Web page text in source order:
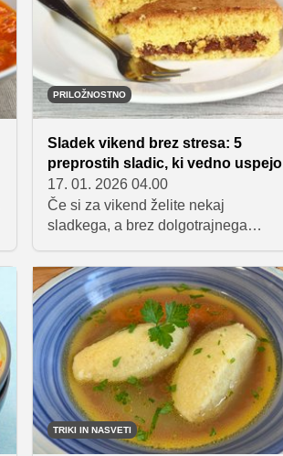
PRILOŽNOSTNO
Sladek vikend brez stresa: 5
preprostih sladic, ki vedno uspejo
17. 01. 2026 04.00
Če si za vikend želite nekaj
sladkega, a brez dolgotrajnega
kuhinji, je ta izbor kot nalašč za vas.
Predstavljamo pet preprostih sladic,
ki ne zahtevajo zapletenih
postopkov ali posebnega znanja, a
vedno navdušijo z okusom. Recepti
so hitri, preverjeni in primerni tudi za
manj izkušene peke.
TRIKI IN NASVETI